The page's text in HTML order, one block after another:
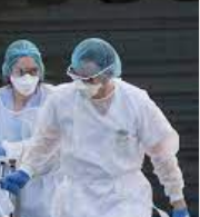
ب
ر
ي
ا
إ
ل